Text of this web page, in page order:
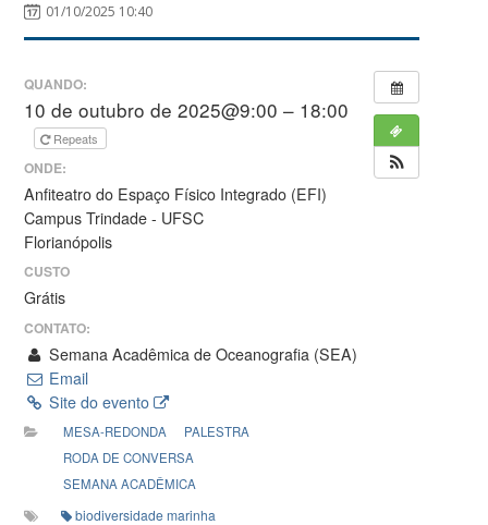
01/10/2025 10:40
QUANDO:
10 de outubro de 2025@9:00 – 18:00
Repeats
ONDE:
Anfiteatro do Espaço Físico Integrado (EFI)
Campus Trindade - UFSC
Florianópolis
CUSTO
Grátis
CONTATO:
Semana Acadêmica de Oceanografia (SEA)
Email
Site do evento
MESA-REDONDA
PALESTRA
RODA DE CONVERSA
SEMANA ACADÊMICA
biodiversidade marinha